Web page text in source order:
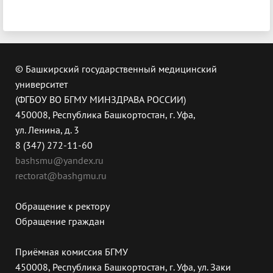
© Башкирский государственный медицинский
университет
(ФГБОУ ВО БГМУ МИНЗДРАВА РОССИИ)
450008, Республика Башкортостан, г. Уфа,
ул. Ленина, д. 3
8 (347) 272-11-60
bashsmu@yandex.ru
rectorat@bashgmu.ru
Обращение к ректору
Обращение граждан
Приёмная комиссия БГМУ
450008, Республика Башкортостан, г. Уфа, ул. Заки